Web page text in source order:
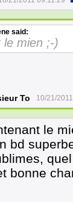
said:
le mien ;-)
To 10/21/
le
bd
bonne